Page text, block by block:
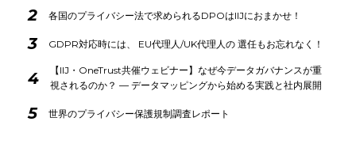
2 各国のプライバシー法で求められるDPOはIIJにおまかせ！
3 GDPR対応時には、 EU代理人/UK代理人の 選任もお忘れなく！
4
【IIJ・OneTrust共催ウェビナー】なぜ今データガバナンスが重
視されるのか？ ― データマッピングから始める実践と社内展開
5 世界のプライバシー保護規制調査レポート